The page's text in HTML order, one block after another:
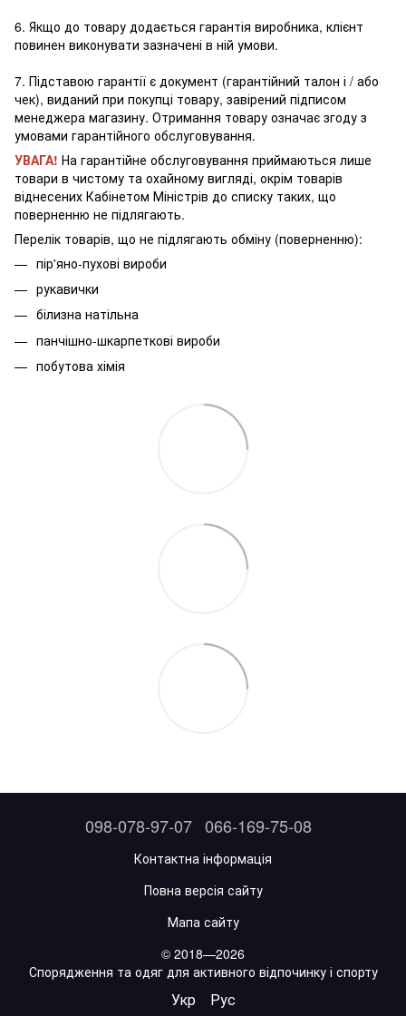
6. Якщо до товару додається гарантія виробника, клієнт
повинен виконувати зазначені в ній умови.
7. Підставою гарантії є документ (гарантійний талон і / або
чек), виданий при покупці товару, завірений підписом
менеджера магазину. Отримання товару означає згоду з
умовами гарантійного обслуговування.
УВАГА! На гарантійне обслуговування приймаються лише
товари в чистому та охайному вигляді, окрім товарів
віднесених Кабінетом Міністрів до списку таких, що
поверненню не підлягають.
Перелік товарів, що не підлягають обміну (поверненню):
пір'яно-пухові вироби
рукавички
білизна натільна
панчішно-шкарпеткові вироби
побутова хімія
098-078-97-07 066-169-75-08
Контактна інформація
Повна версія сайту
Мапа сайту
© 2018—2026
Спорядження та одяг для активного відпочинку і спорту
Укр Рус